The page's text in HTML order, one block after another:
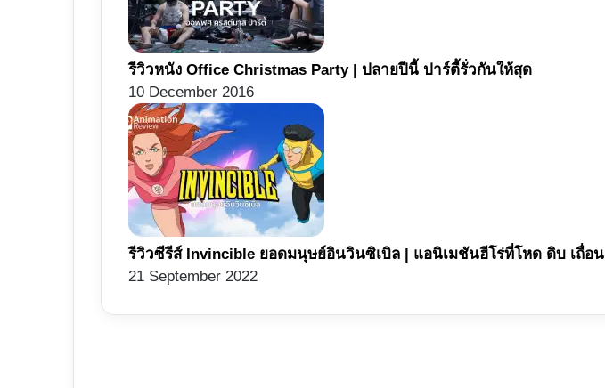
รีวิวหนัง Office Christmas Party | ปลายปีนี้ ปาร์ตี้รั่วกันให้สุด
10 December 2016
รีวิวซีรีส์ Invincible ยอดมนุษย์อินวินซิเบิล | แอนิเมชันฮีโร่ที่โหด ดิบ เถื่อน
21 September 2022